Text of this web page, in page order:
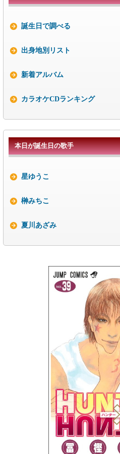
誕生日で調べる
出身地別リスト
新着アルバム
カラオケCDランキング
本日が誕生日の歌手
星ゆうこ
榊みちこ
夏川あざみ